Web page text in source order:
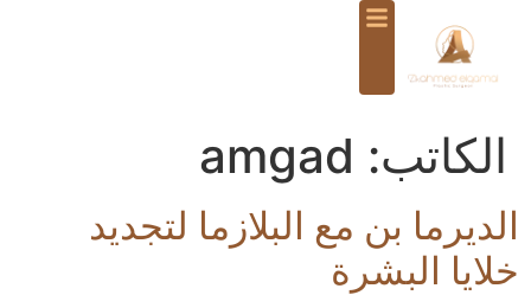
الكاتب: amgad
الديرما بن مع البلازما لتجديد
خلايا البشرة